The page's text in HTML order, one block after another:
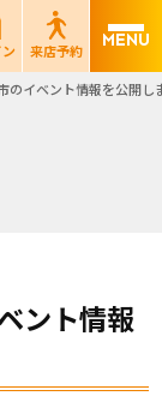
地＆新築ナビ
来店予約
のイベント情報を公開し
ント情報